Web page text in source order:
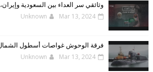
وثائقي سر العداء بين السعودية
Unknown Mar 13, 2024
فرقة الوحوش غواصات أسطول الشمال
Unknown Mar 13, 2024